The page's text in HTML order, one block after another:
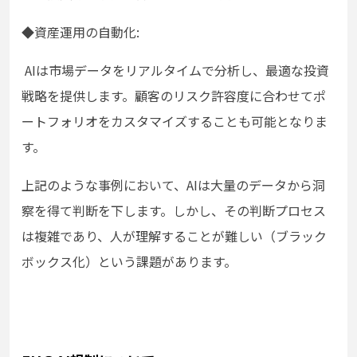
◆資産運用の自動化:
AIは市場データをリアルタイムで分析し、最適な投資
戦略を提供します。顧客のリスク許容度に合わせてポ
ートフォリオをカスタマイズすることも可能となりま
す。
上記のような事例において、AIは大量のデータから洞
察を得て判断を下します。しかし、その判断プロセス
は複雑であり、人が理解することが難しい（ブラック
ボックス化）という課題があります。